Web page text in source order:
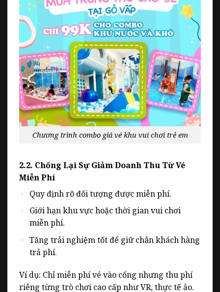
Chương trình combo giá vé khu vui chơi trẻ em
2.2. Chống Lại Sự Giảm Doanh Thu Từ Vé
Miễn Phí
Quy định rõ đối tượng được miễn phí.
Giới hạn khu vực hoặc thời gian vui chơi
miễn phí.
Tăng trải nghiệm tốt để giữ chân khách hàng
trả phí.
Ví dụ: Chỉ miễn phí vé vào cổng nhưng thu phí
riêng từng trò chơi cao cấp như VR, thực tế ảo.